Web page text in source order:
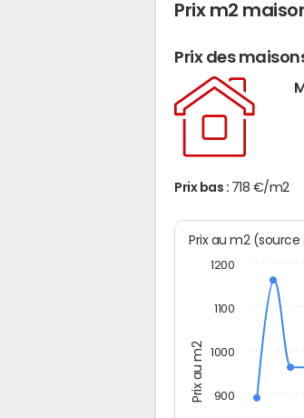
Prix m2
Prix des
Prix bas : 718 €/m2
Prix au m2
Prix au m2
900
1000
1100
1200